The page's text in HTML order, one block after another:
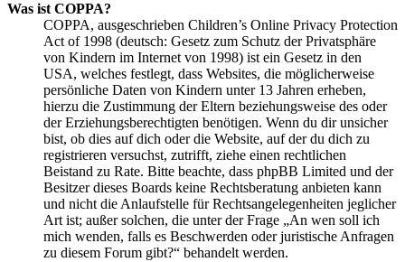
Was ist COPPA?
COPPA, ausgeschrieben Children’s Online Privacy Protection
Act of 1998 (deutsch: Gesetz zum Schutz der Privatsphäre
von Kindern im Internet von 1998) ist ein Gesetz in den
USA, welches festlegt, dass Websites, die möglicherweise
persönliche Daten von Kindern unter 13 Jahren erheben,
hierzu die Zustimmung der Eltern beziehungsweise des oder
der Erziehungsberechtigten benötigen. Wenn du dir unsicher
bist, ob dies auf dich oder die Website, auf der du dich zu
registrieren versuchst, zutrifft, ziehe einen rechtlichen
Beistand zu Rate. Bitte beachte, dass phpBB Limited und der
Besitzer dieses Boards keine Rechtsberatung anbieten kann
und nicht die Anlaufstelle für Rechtsangelegenheiten jeglicher
Art ist; außer solchen, die unter der Frage „An wen soll ich
mich wenden, falls es Beschwerden oder juristische Anfragen
zu diesem Forum gibt?“ behandelt werden.